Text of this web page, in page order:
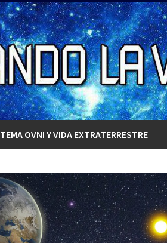
TEMA OVNI Y VIDA EXTRATERRESTRE